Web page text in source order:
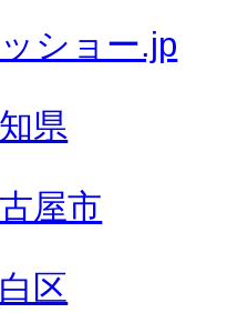
ショー.jp
県
屋市
区